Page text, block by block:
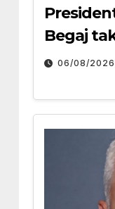
Begaj
06/08/2026